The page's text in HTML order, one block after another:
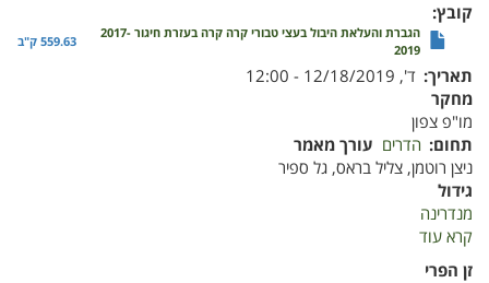
קובץ
הגברת והעלאת היבול בעצי טבורי קרה קרה בעזרת חיגור 2017-
2019
559.63 ק"ב
תאריך ד', 12/18/2019 - 12:00
מחקר
מו"פ צפון
תחום הדרים עורך מאמר
ניצן רוטמן, צליל בראס, גל ספיר
גידול
מנדרינה
קרא עוד
זן הפרי